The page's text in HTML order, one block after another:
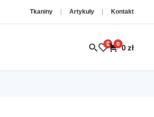
Tkaniny Artykuły Kontakt
0 0 0 zł